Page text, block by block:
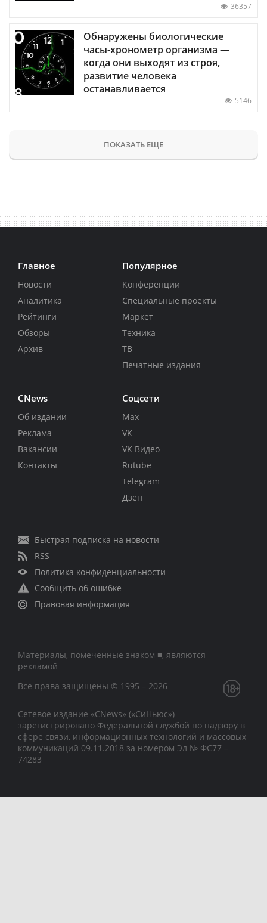
36357
Обнаружены биологические
часы-хронометр организма —
когда они выходят из строя,
развитие человека
останавливается
5146
ПОКАЗАТЬ ЕЩЕ
Главное
Новости
Аналитика
Рейтинги
Обзоры
Архив
Популярное
Конференции
Специальные проекты
Маркет
Техника
ТВ
Печатные издания
CNews
Об издании
Реклама
Вакансии
Контакты
Соцсети
Max
VK
VK Видео
Rutube
Telegram
Дзен
Быстрая подписка на новости
RSS
Политика конфиденциальности
Сообщить об ошибке
Правовая информация
Материалы, помеченные знаком ■, являются
рекламой
Все права защищены © 1995 – 2026
Сетевое издание «CNews» («СиНьюс»)
зарегистрировано Федеральной службой по надзору в
сфере связи, информационных технологий и массовых
коммуникаций 09.11.2018 за номером Эл № ФС77 –
74283